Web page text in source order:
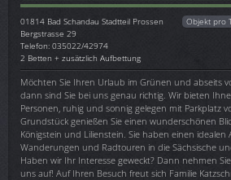
01814 Bad Schandau Stadtteil Prossen
Bergstrasse 29
Telefon: 035022/42974
2 Betten + zusätzlich Aufbettung
Objekt pro
Möchten Sie Ihren Urlaub im Grünen und abseits
dann sind Sie bei uns genau richtig. Wir bieten
Personen, ruhig und sonnig gelegen mit Parkplatz
Grundstück genießen Sie einen wunderschönen
Königstein und Lilienstein. Sie haben einen
Wanderungen und Radtouren in die Sächsische
Haben wir Ihr Interesse geweckt? Dann nehmen
uns auf! Auf Ihren Besuch freut sich Familie